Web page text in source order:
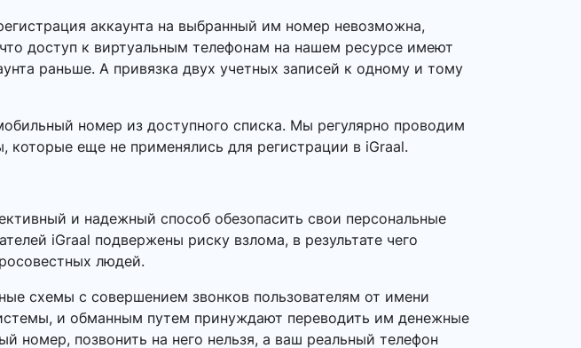
аккаунта на выбранный им номер невозможна,
доступ к виртуальным телефонам на нашем ресурсе имеют
раньше. А привязка двух учетных записей к одному и тому
номер из доступного списка. Мы регулярно проводим
которые еще не применялись для регистрации в iGraal.
и надежный способ обезопасить свои персональные
iGraal подвержены риску взлома, в результате чего
людей.
схемы с совершением звонков пользователям от имени
и обманным путем принуждают переводить им денежные
номер, позвонить на него нельзя, а ваш реальный телефон